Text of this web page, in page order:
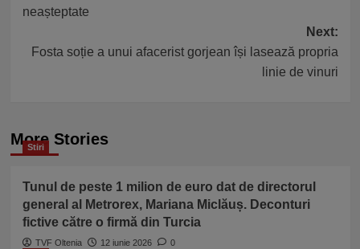
neașteptate
Next:
Fosta soție a unui afacerist gorjean își lasează propria
linie de vinuri
More Stories
Stiri
Tunul de peste 1 milion de euro dat de directorul
general al Metrorex, Mariana Miclăuș. Deconturi
fictive către o firmă din Turcia
TVF Oltenia 12 iunie 2026
0